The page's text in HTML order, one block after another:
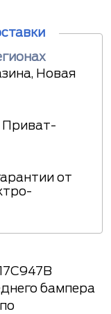
Новая
Приват-
от
бампера